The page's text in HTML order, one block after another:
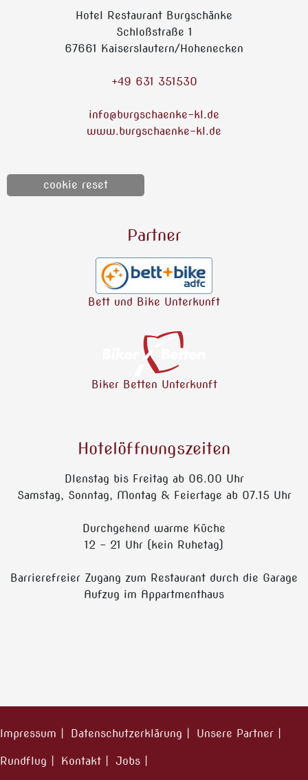
Hotel Restaurant Burgschänke
Schloßstraße 1
67661 Kaiserslautern/Hohenecken
+49 631 351530
info@burgschaenke-kl.de
www.burgschaenke-kl.de
cookie reset
Partner
Bett und Bike Unterkunft
Biker Betten Unterkunft
Hotelöffnungszeiten
DIenstag bis Freitag ab 06.00 Uhr
Samstag, Sonntag, Montag & Feiertage ab 07.15 Uhr
Durchgehend warme Küche
12 - 21 Uhr (kein Ruhetag)
Barrierefreier Zugang zum Restaurant durch die Garage
Aufzug im Appartmenthaus
Impressum Datenschutzerklärung Unsere Partner
Rundflug Kontakt Jobs